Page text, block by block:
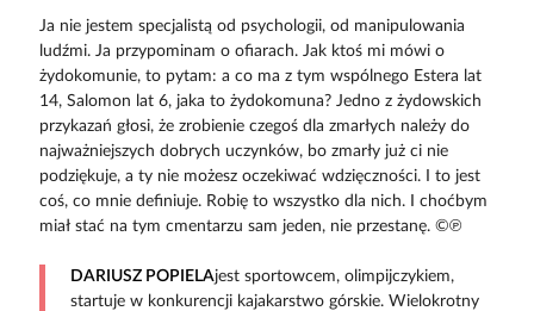
Ja nie jestem specjalistą od psychologii, od manipulowania
ludźmi. Ja przypominam o ofiarach. Jak ktoś mi mówi o
żydokomunie, to pytam: a co ma z tym wspólnego Estera lat
14, Salomon lat 6, jaka to żydokomuna? Jedno z żydowskich
przykazań głosi, że zrobienie czegoś dla zmarłych należy do
najważniejszych dobrych uczynków, bo zmarły już ci nie
podziękuje, a ty nie możesz oczekiwać wdzięczności. I to jest
coś, co mnie definiuje. Robię to wszystko dla nich. I choćbym
miał stać na tym cmentarzu sam jeden, nie przestanę. ©℗
DARIUSZ POPIELAjest sportowcem, olimpijczykiem,
startuje w konkurencji kajakarstwo górskie. Wielokrotny